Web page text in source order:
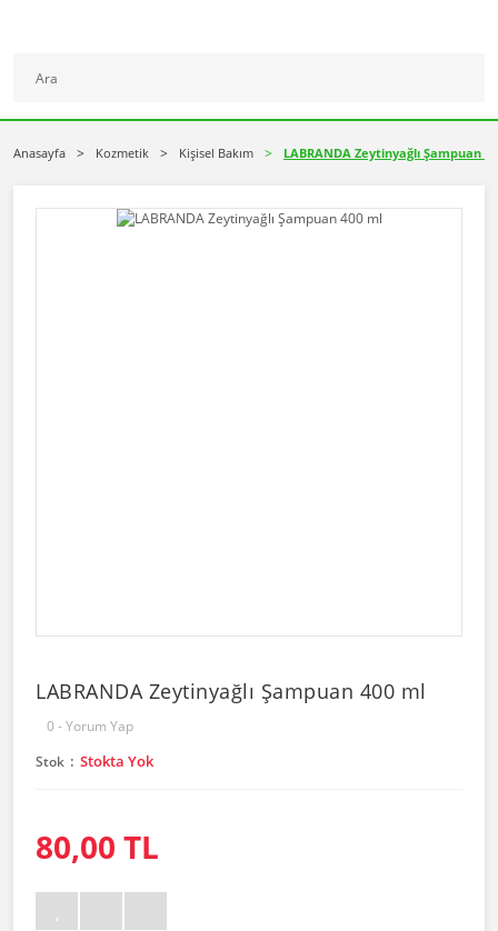
Anasayfa Kozmetik Kişisel Bakım LABRANDA Zeytinyağlı Şampuan
LABRANDA Zeytinyağlı Şampuan 400 ml
0 - Yorum Yap
Stok
Stokta Yok
80,00 TL